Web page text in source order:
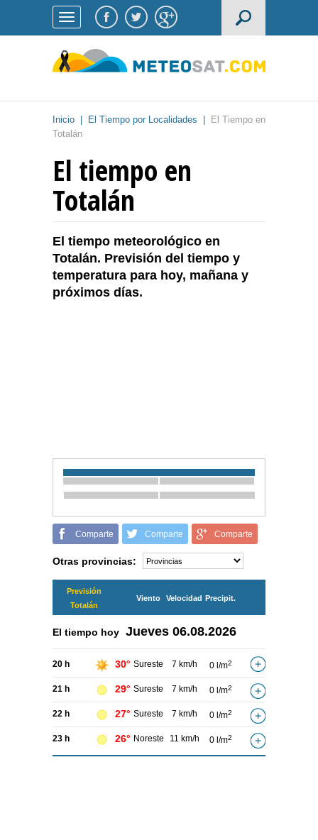
Inicio El Tiempo por Localidades
El Tiempo en
Totalán
El tiempo en
Totalán
El tiempo meteorológico en
Totalán. Previsión del tiempo y
temperatura para hoy, mañana y
próximos días.
Comparte Comparte Comparte
Otras provincias:
Previsión
Totalán
Viento Velocidad Precipit.
El tiempo hoy Jueves 06.08.2026
20 h 30° Sureste 7 km/h 0 l/m2
21 h 29° Sureste 7 km/h 0 l/m2
22 h 27° Sureste 7 km/h 0 l/m2
23 h 26° Noreste 11 km/h 0 l/m2